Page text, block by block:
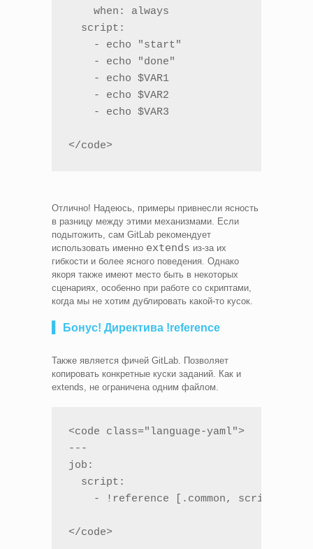
    when: always
  script:
    - echo "start"
    - echo "done"
    - echo $VAR1
    - echo $VAR2
    - echo $VAR3
</code>
Отлично! Надеюсь, примеры привнесли ясность
в разницу между этими механизмами. Если
подытожить, сам GitLab рекомендует
использовать именно extends из-за их
гибкости и более ясного поведения. Однако
якоря также имеют место быть в некоторых
сценариях, особенно при работе со скриптами,
когда мы не хотим дублировать какой-то кусок.
▍ Бонус! Директива !reference
Также является фичей GitLab. Позволяет
копировать конкретные куски заданий. Как и
extends, не ограничена одним файлом.
<code class="language-yaml">
---
job:
  script:
    - !reference [.common, script]
</code>